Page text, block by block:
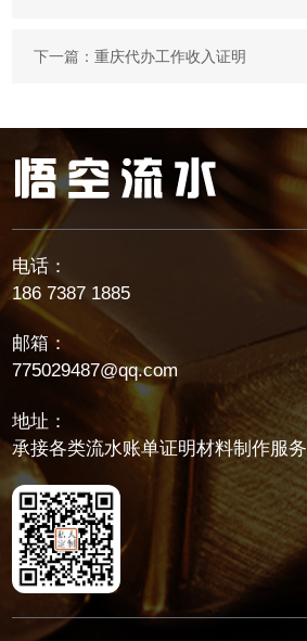
下一篇：重庆代办工作收入证明
电话：
186 7387 1885
邮箱：
775029487@qq.com
地址：
承接各类流水账单证明材料制作服务